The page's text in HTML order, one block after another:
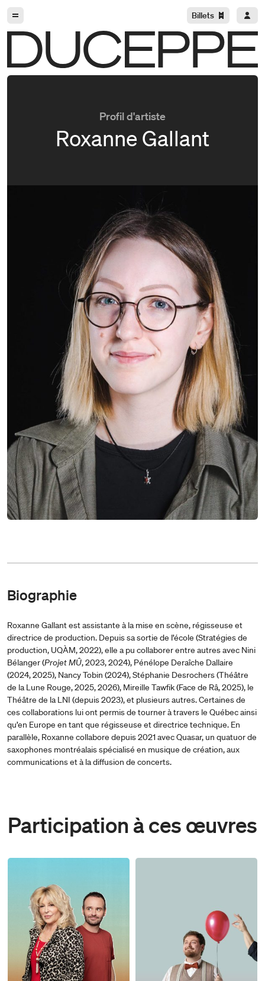
Billets
Profil d'artiste
Roxanne Gallant
Biographie
Roxanne Gallant est assistante à la mise en scène, régisseuse et
directrice de production. Depuis sa sortie de l’école (Stratégies de
production, UQÀM, 2022), elle a pu collaborer entre autres avec Nini
Bélanger (Projet MÛ, 2023, 2024), Pénélope Deraîche Dallaire
(2024, 2025), Nancy Tobin (2024), Stéphanie Desrochers (Théâtre
de la Lune Rouge, 2025, 2026), Mireille Tawfik (Face de Râ, 2025), le
Théâtre de la LNI (depuis 2023), et plusieurs autres. Certaines de
ces collaborations lui ont permis de tourner à travers le Québec ainsi
qu’en Europe en tant que régisseuse et directrice technique. En
parallèle, Roxanne collabore depuis 2021 avec Quasar, un quatuor de
saxophones montréalais spécialisé en musique de création, aux
communications et à la diffusion de concerts.
Participation à ces œuvres